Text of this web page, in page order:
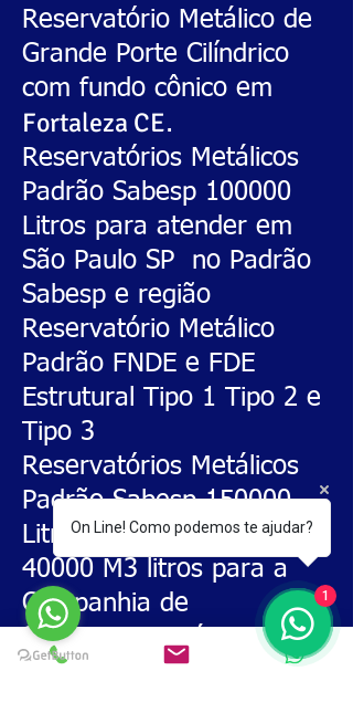
Reservatório Metálico de
Grande Porte Cilíndrico
com fundo cônico em
Fortaleza CE.
Reservatórios Metálicos
Padrão Sabesp 100000
Litros para atender em
São Paulo SP no Padrão
Sabesp e região
Reservatório Metálico
Padrão FNDE e FDE
Estrutural Tipo 1 Tipo 2 e
Tipo 3
Reservatórios Metálicos
Padrão Sabesp 150000
Litros e20000 30000
40000 M3 litros para a
Companhia de
Saneamento Básico do
Estado de São Paulo.
On Line! Como podemos te ajudar?
1